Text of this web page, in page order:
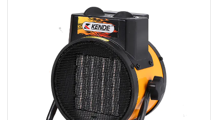
Paramètres:
EN SAVOIR PLUS